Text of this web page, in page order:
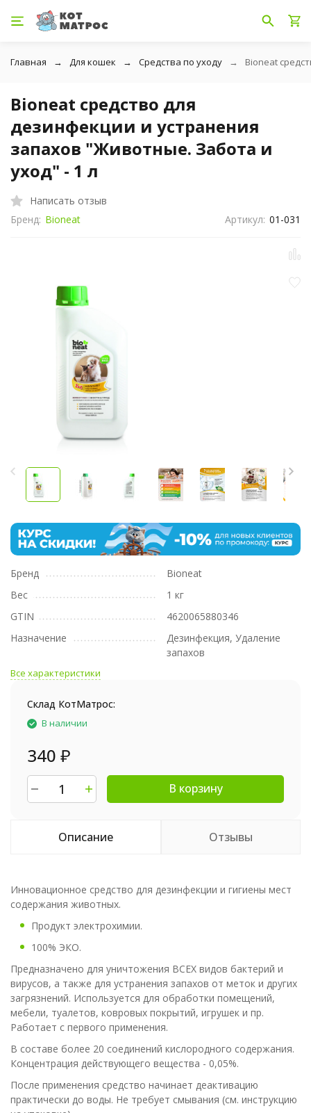
Главная Для кошек Средства по уходу Bioneat
Bioneat средство для
дезинфекции и устранения
запахов "Животные. Забота и
уход" - 1 л
Написать отзыв
Бренд: Bioneat Артикул: 01-031
Бренд
Bioneat
Вес
1 кг
GTIN
4620065880346
Назначение
Дезинфекция, Удаление
запахов
Все характеристики
Склад КотМатрос:
В наличии
340 ₽
В корзину
Описание Отзывы
Инновационное средство для дезинфекции и гигиены мест
содержания животных.
Продукт электрохимии.
100% ЭКО.
Предназначено для уничтожения ВСЕХ видов бактерий и
вирусов, а также для устранения запахов от меток и других
загрязнений. Используется для обработки помещений,
мебели, туалетов, ковровых покрытий, игрушек и пр.
Работает с первого применения.
В составе более 20 соединений кислородного содержания.
Концентрация действующего вещества - 0,05%.
После применения средство начинает деактивацию
практически до воды. Не требует смывания (см. инструкцию